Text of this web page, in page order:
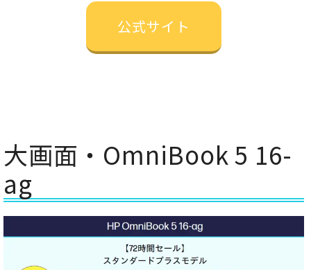
公式サイト
大画面・OmniBook 5 16-
ag